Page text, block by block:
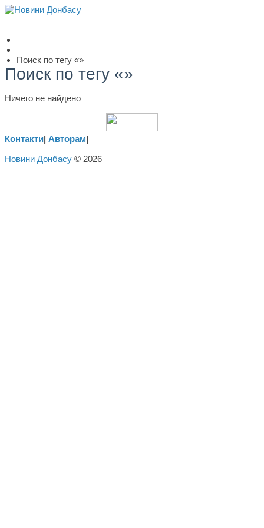
Поиск по тегу «»
Поиск по тегу «»
Ничего не найдено
Контакти| Авторам|
Новини Донбасу © 2026